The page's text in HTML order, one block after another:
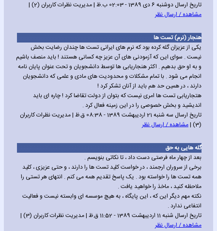
تاریخ ارسال دوشنبه 6 دی 1389 - 02:03 ب.ظ | مدیریت نظرات کاربران (2) |
مشاهده / ارسال نظر
هنجار (نرم) تست ها
یکی از عزیزان گله کرده بود که نرم های ایرانی تست ها چندان رضایت بخش
نیست . سوای این که آزمودنی های آن عزیز چه کسانی هستند ! باید منصف باشیم
و به او حق بدهیم . اکثر هنجاریابی ها توسط دانشجویان و تحت عنوان پایان نامه
انجام می شود . با تمام مشکلات و محدودیت های مادی و علمی که دانشجویان
دارند ، در همین حد هم باید از آنان تشکر کرد !
هتجاریابی تست ها امری نیست که بتوان از دولت تقاضا کرد ! چاره ای باید
اندیشید و بخش خصوصی را در این زمینه فعال کرد .
تاریخ ارسال سه شنبه 21 اردیبهشت 1389 - 08:38 ق.ظ | مدیریت نظرات کاربران
(3) |
مشاهده / ارسال نظر
گله هایی به حق
بعد از چهار ماه فرصتی دست داد ، تا نکاتی بنویسم .
برخی از سروران ارجمند ، در خواست کلید تست ها را دارند ، و حتی عزیزی ، کلید
همه تست ها را خواسته بود . یک پاسخ تقدیم همه می کنم . انتهای هر تستی را
ملاحظه کنید ، ماخذ را خواهید یافت .
نکته مهم دیگر این که ، این پایگاه ، به هیچ موسسه ای وابسته نیست و فعالیت
انتفاعی ندارد .
تاریخ ارسال شنبه 11 اردیبهشت 1389 - 11:52 ق.ظ | مدیریت نظرات کاربران (3) |
مشاهده / ارسال نظر